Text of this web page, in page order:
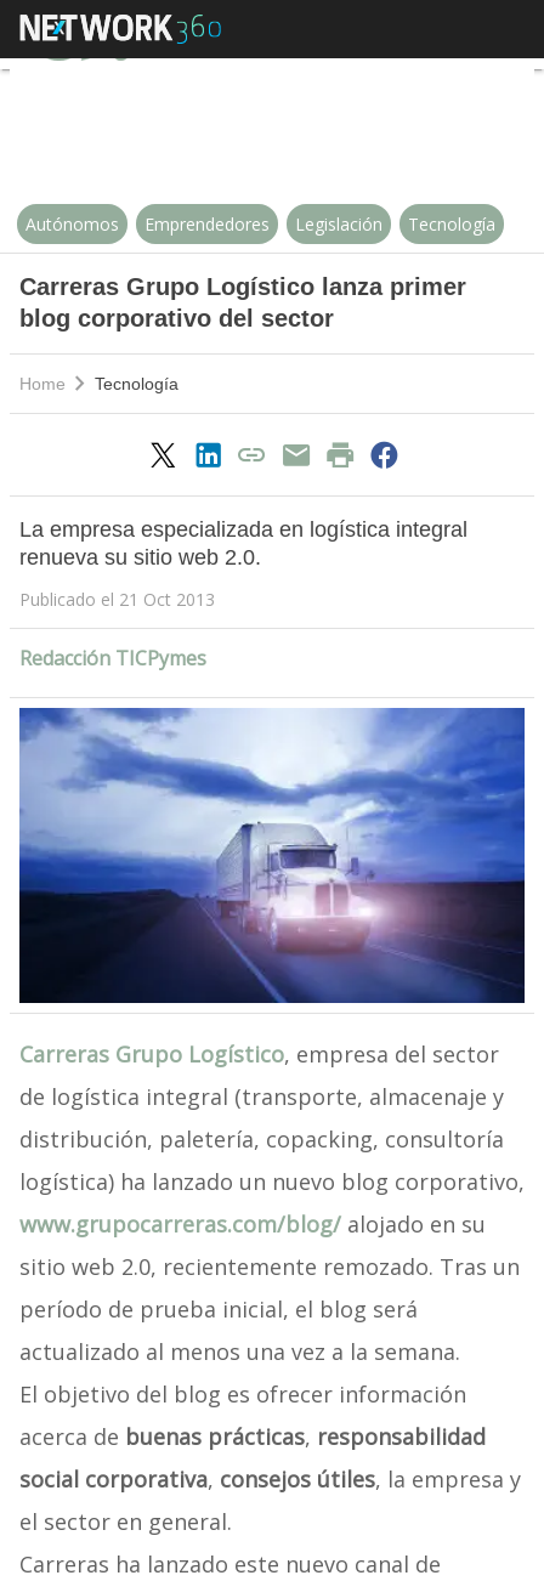
Carreras Grupo Logístico lanza
Autónomos Emprendedores Legislación Tecnología
Carreras Grupo Logístico lanza primer
blog corporativo del sector
Home Tecnología
La empresa especializada en logística integral
renueva su sitio web 2.0.
Publicado el 21 Oct 2013
Redacción TICPymes
Carreras Grupo Logístico, empresa del sector
de logística integral (transporte, almacenaje y
distribución, paletería, copacking, consultoría
logística) ha lanzado un nuevo blog corporativo,
www.grupocarreras.com/blog/alojado en su
sitio web 2.0, recientemente remozado. Tras un
período de prueba inicial, el blog será
actualizado al menos una vez a la semana.
El objetivo del blog es ofrecer información
acerca de buenas prácticas, responsabilidad
social corporativa, consejos útiles, la empresa y
el sector en general.
Carreras ha lanzado este nuevo canal de